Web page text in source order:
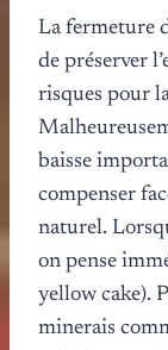
La fermeture
de préserver
risques pour
baisse
compenser
naturel.
on pense
yellow cake).
minerais